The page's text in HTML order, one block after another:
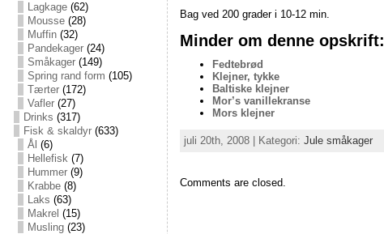
Lagkage(62)
Mousse(28)
Muffin(32)
Pandekager(24)
Småkager(149)
Spring rand form (105)
Tærter(172)
Vafler(27)
Drinks (317)
Fisk & skaldyr(633)
Ål (6)
Hellefisk(7)
Hummer(9)
Krabbe(8)
Laks (63)
Makrel (15)
Musling(23)
Bag ved 200 grader i 10-12 min.
Minder om denne opskrift:
Fedtebrød
Klejner, tykke
Baltiske klejner
Mor’s vanillekranse
Mors klejner
juli 20th, 2008 | Kategori: Jule småkager
Comments are closed.